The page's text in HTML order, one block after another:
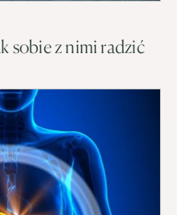
sobie z nimi radzić